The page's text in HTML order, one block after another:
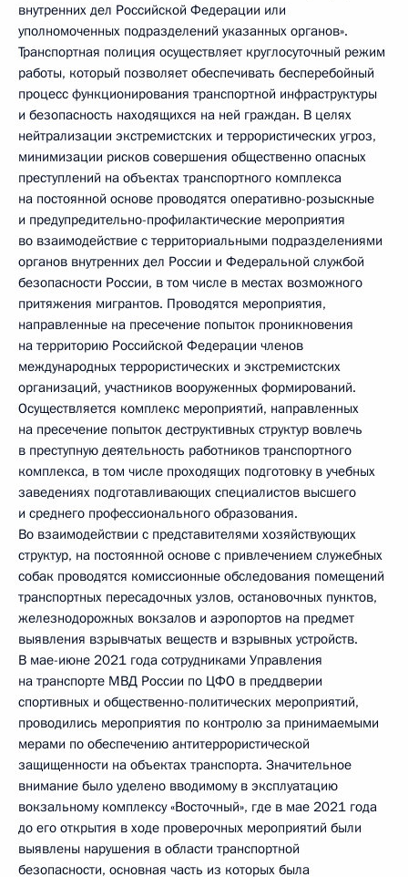
внутренних дел Российской Федерации или
уполномоченных подразделений указанных органов».
Транспортная полиция осуществляет круглосуточный режим
работы, который позволяет обеспечивать бесперебойный
процесс функционирования транспортной инфраструктуры
и безопасность находящихся на ней граждан. В целях
нейтрализации экстремистских и террористических угроз,
минимизации рисков совершения общественно опасных
преступлений на объектах транспортного комплекса
на постоянной основе проводятся оперативно-розыскные
и предупредительно-профилактические мероприятия
во взаимодействие с территориальными подразделениями
органов внутренних дел России и Федеральной службой
безопасности России, в том числе в местах возможного
притяжения мигрантов. Проводятся мероприятия,
направленные на пресечение попыток проникновения
на территорию Российской Федерации членов
международных террористических и экстремистских
организаций, участников вооруженных формирований.
Осуществляется комплекс мероприятий, направленных
на пресечение попыток деструктивных структур вовлечь
в преступную деятельность работников транспортного
комплекса, в том числе проходящих подготовку в учебных
заведениях подготавливающих специалистов высшего
и среднего профессионального образования.
Во взаимодействии с представителями хозяйствующих
структур, на постоянной основе с привлечением служебных
собак проводятся комиссионные обследования помещений
транспортных пересадочных узлов, остановочных пунктов,
железнодорожных вокзалов и аэропортов на предмет
выявления взрывчатых веществ и взрывных устройств.
В мае-июне 2021 года сотрудниками Управления
на транспорте МВД России по ЦФО в преддверии
спортивных и общественно-политических мероприятий,
проводились мероприятия по контролю за принимаемыми
мерами по обеспечению антитеррористической
защищенности на объектах транспорта. Значительное
внимание было уделено вводимому в эксплуатацию
вокзальному комплексу «Восточный», где в мае 2021 года
до его открытия в ходе проверочных мероприятий были
выявлены нарушения в области транспортной
безопасности, основная часть из которых была